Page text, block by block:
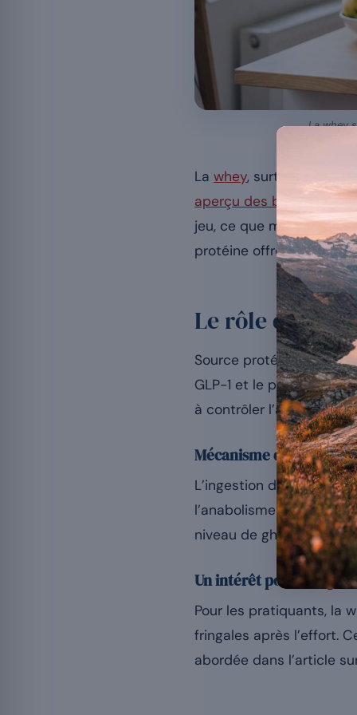
La whey
La whey, surtout
aperçu des bienfaits de
jeu, ce que montrent
protéine offre une vue
Le rôle de la
Source protéique
GLP-1 et le peptide YY,
à contrôler l’apport
Mécanisme d’action
L’ingestion de whey
l’anabolisme
niveau de ghréline, «
Un intérêt pour les
Pour les pratiquants, la
fringales après l’effort.
abordée dans l’article